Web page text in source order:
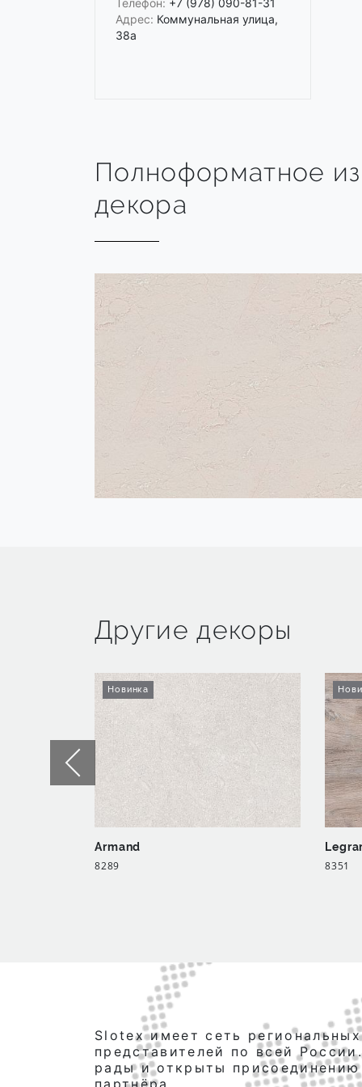
Телефон: +7 (978) 090-81-31
Адрес: Коммунальная улица,
38а
Полноформатное
декора
Другие декоры
Новинка
Armand
8289 8351
Slotex имеет сеть региональных
представителей по всей
рады и открыты присоединению
партнёра.